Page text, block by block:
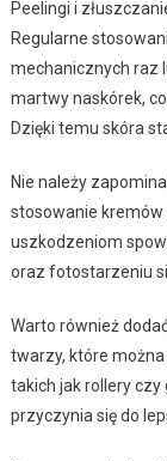
Peelingi i
Regularne
mechanicznych raz
martwy naskórek,
Dzięki temu skóra
Nie należy
stosowanie kremów
uszkodzeniom
oraz fotostarzeniu
Warto również
twarzy, które
takich jak rollery czy
przyczynia się do